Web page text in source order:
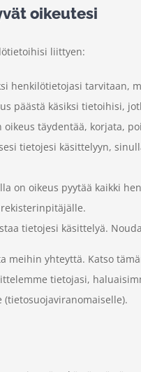
oikeutesi
liittyen:
henkilötietojasi tarvitaan,
päästä käsiksi tietoihisi,
oikeus täydentää, korjata,
tietojesi käsittelyyn,
on oikeus pyytää kaikki
tietojesi käsittelyä.
meihin yhteyttä. Katso
tietojasi,